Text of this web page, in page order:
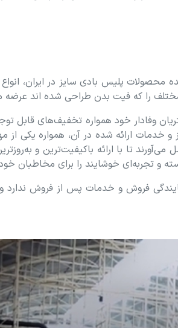
محصولات پلیس بادی سایز در ایران،
مختلف را که فیت بدن طراحی شده اند
وفادار خود همواره تخفیف‏‌های قابل
ارائه شده در آن، همواره یکی از
تا با ارائه با‏کیفیت‏‌ترین و
تجربه‌ای خوشایند را برای مخاطبان خود
فروش و خدمات پس از فروش ندارد